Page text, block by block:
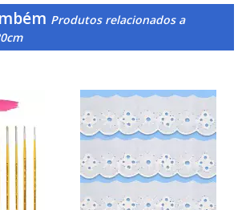
Produtos relacionados a